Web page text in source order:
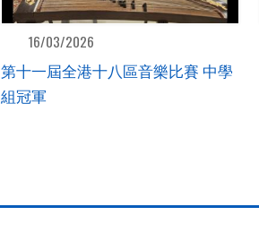
16/03/2026
第十一屆全港十八區音樂比賽 中學
組冠軍